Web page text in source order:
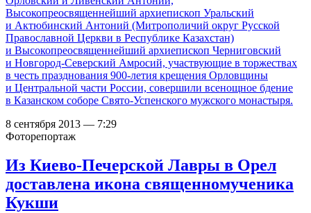
Высокопреосвященнейший архиепископ Уральский
и Актюбинский Антоний (Митрополичий округ Русской
Православной Церкви в Республике Казахстан)
и Высокопреосвященнейший архиепископ Черниговский
и Новгород-Северский Амросий, участвующие в торжествах
в честь празднования 900-летия крещения Орловщины
и Центральной части России, совершили всенощное бдение
в Казанском соборе Свято-Успенского мужского монастыря.
8 сентября 2013 — 7:29
Фоторепортаж
Из Киево-Печерской Лавры в Орел
доставлена икона священномученика
Кукши